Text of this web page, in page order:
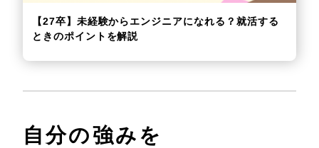
【27卒】未経験からエンジニアになれる？就活する
ときのポイントを解説
自分の強みを